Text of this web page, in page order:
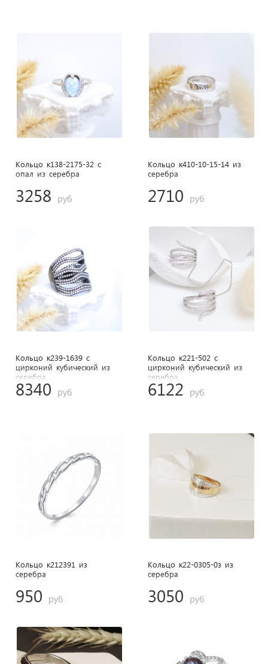
Кольцо к138-2175-32 с
опал из cеребра
3258 руб
Кольцо к410-10-15-14 из
cеребра
2710 руб
Кольцо к239-1639 с
цирконий кубический из
cеребра
8340 руб
Кольцо к221-502 с
цирконий кубический из
cеребра
6122 руб
Кольцо к212391 из
cеребра
950 руб
Кольцо к22-0305-0з из
cеребра
3050 руб